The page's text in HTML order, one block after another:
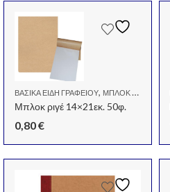
ΒΑΣΙΚΆ ΕΊΔΗ ΓΡΑΦΕΊΟΥ, ΜΠΛΟΚ - ΣΗΜΕΙΩΜΑΤΆΡΙΑ
Μπλοκ ριγέ 14×21εκ. 50φ.
0,80€